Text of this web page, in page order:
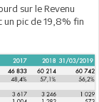
sur le Revenu
un pic de 19,8% fin